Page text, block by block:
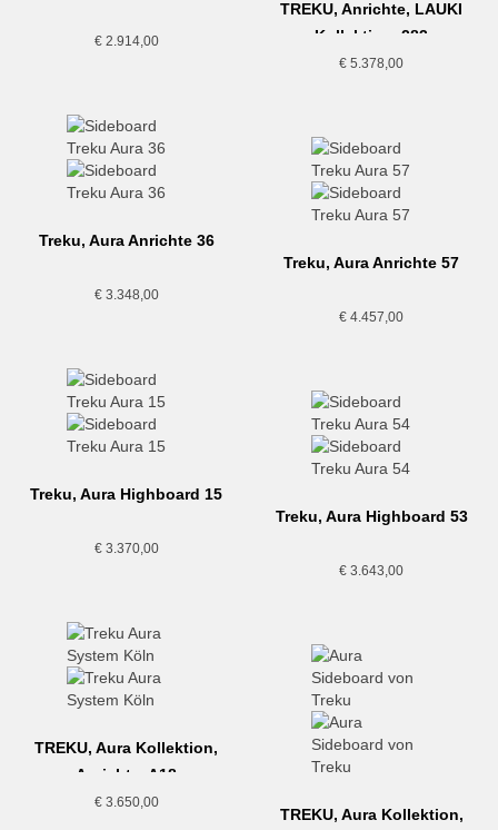
€2.914,00
TREKU, Anrichte, LAUKI
Kollektion, 283
€ 5.378,00
Treku, Aura Anrichte 36
€3.348,00
Treku, Aura Anrichte 57
€ 4.457,00
Treku, Aura Highboard 15
€3.370,00
Treku, Aura Highboard 53
€ 3.643,00
TREKU, Aura Kollektion,
Anrichte, A18
€3.650,00
TREKU, Aura Kollektion,